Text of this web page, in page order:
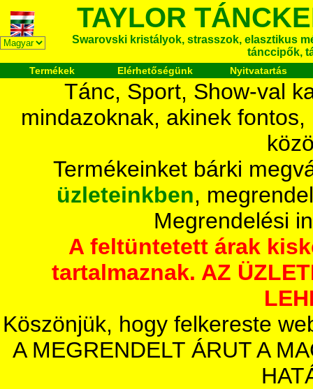
TAYLOR
Swarovski kristályok, strasszok, elasztikus
tánccipők,
Termékek Elérhetőségünk Nyitvatartás
Tánc, Sport, Show-val
mindazoknak, akinek
Termékeinket bárki
üzleteinkben,
Megrendelési
A feltüntetett árak
tartalmaznak. AZ
Köszönjük, hogy felkereste
A MEGRENDELT ÁRUT A